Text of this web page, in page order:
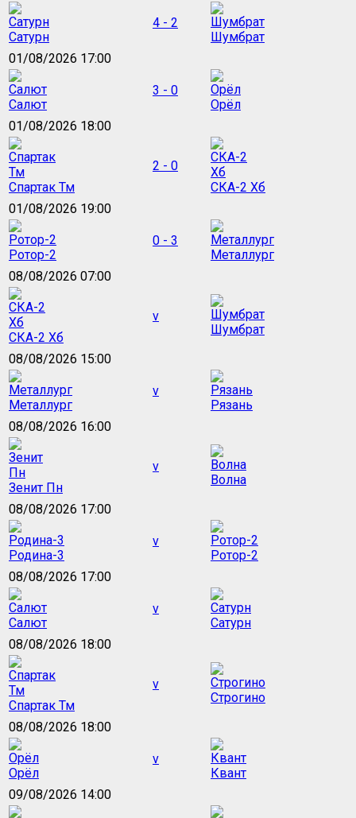
Сатурн
4 - 2
Шумбрат
01/08/2026 17:00
Салют
3 - 0
Орёл
01/08/2026 18:00
Спартак Тм
2 - 0
СКА-2 Хб
01/08/2026 19:00
Ротор-2
0 - 3
Металлург
08/08/2026 07:00
СКА-2 Хб
v
Шумбрат
08/08/2026 15:00
Металлург
v
Рязань
08/08/2026 16:00
Зенит Пн
v
Волна
08/08/2026 17:00
Родина-3
v
Ротор-2
08/08/2026 17:00
Салют
v
Сатурн
08/08/2026 18:00
Спартак Тм
v
Строгино
08/08/2026 18:00
Орёл
v
Квант
09/08/2026 14:00